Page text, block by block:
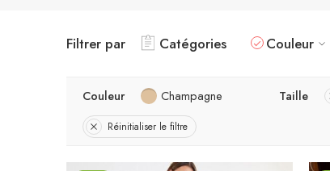
Filtrer par Catégories Couleur
Couleur Champagne Taille
Réinitialiser le filtre